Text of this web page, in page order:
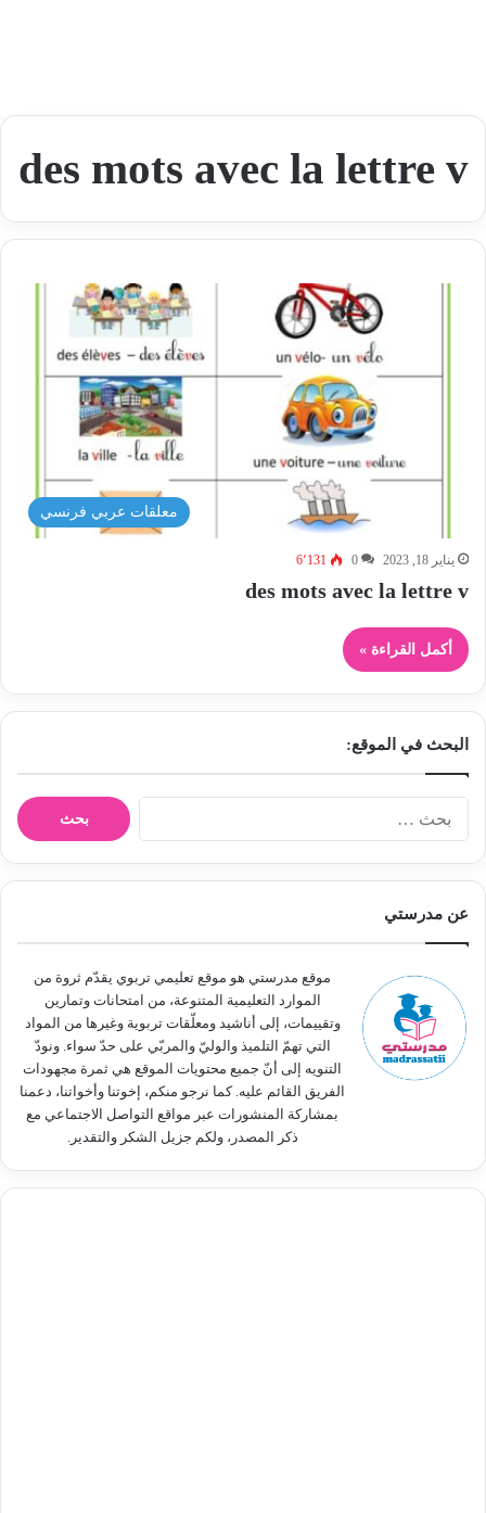
des mots avec la lettre v
معلقات عربي فرنسي
يناير 18, 2023 0 6٬131
des mots avec la lettre v
أكمل القراءة »
البحث في الموقع:
ن
عن مدرستي
موقع مدرستي هو موقع تعليمي تربوي يقدّم ثروة من
الموارد التعليمية المتنوعة، من امتحانات وتمارين
وتقييمات، إلى أناشيد ومعلّقات تربوية وغيرها من المواد
التي تهمّ التلميذ والوليّ والمربّي على حدّ سواء. ونودّ
التنويه إلى أنّ جميع محتويات الموقع هي ثمرة مجهودات
الفريق القائم عليه. كما نرجو منكم، إخوتنا وأخواتنا، دعمنا
بمشاركة المنشورات عبر مواقع التواصل الاجتماعي مع
ذكر المصدر، ولكم جزيل الشكر والتقدير.